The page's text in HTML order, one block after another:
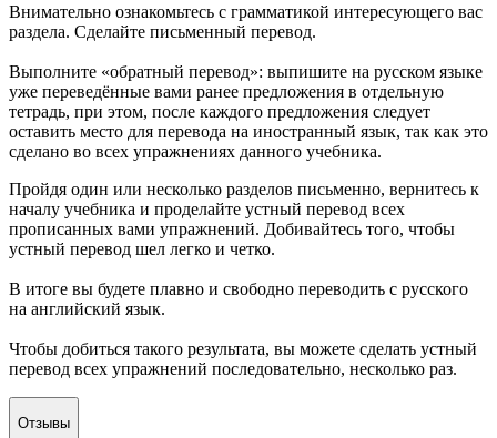
Внимательно ознакомьтесь с грамматикой интересующего вас
раздела. Сделайте письменный перевод.
Выполните «обратный перевод»: выпишите на русском языке
уже переведённые вами ранее предложения в отдельную
тетрадь, при этом, после каждого предложения следует
оставить место для перевода на иностранный язык, так как это
сделано во всех упражнениях данного учебника.
Пройдя один или несколько разделов письменно, вернитесь к
началу учебника и проделайте устный перевод всех
прописанных вами упражнений. Добивайтесь того, чтобы
устный перевод шел легко и четко.
В итоге вы будете плавно и свободно переводить с русского
на английский язык.
Чтобы добиться такого результата, вы можете сделать устный
перевод всех упражнений последовательно, несколько раз.
Отзывы